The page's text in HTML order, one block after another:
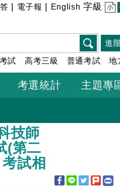
電子報 English 字級 小
進
試 高考三級 普通考試 地
考選統計 主題專
技師
(第二
試相